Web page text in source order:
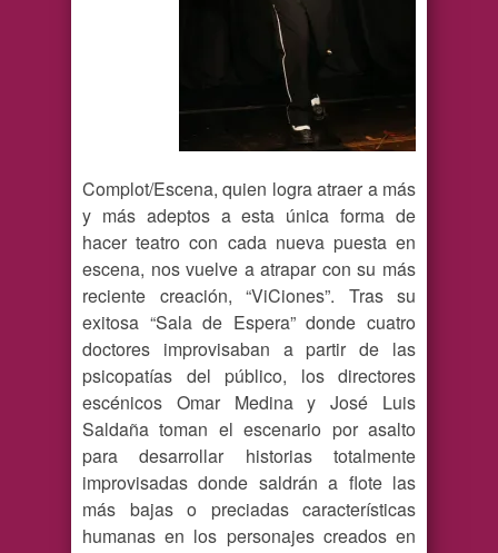
Complot/Escena, quien logra atraer a más
y más adeptos a esta única forma de
hacer teatro con cada nueva puesta en
escena, nos vuelve a atrapar con su más
reciente creación, “ViCiones”. Tras su
exitosa “Sala de Espera” donde cuatro
doctores improvisaban a partir de las
psicopatías del público, los directores
escénicos Omar Medina y José Luis
Saldaña toman el escenario por asalto
para desarrollar historias totalmente
improvisadas donde saldrán a flote las
más bajas o preciadas características
humanas en los personajes creados en